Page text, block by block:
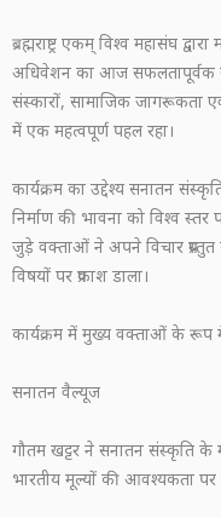
ब्रह्मराष्ट्र एकम् विश्व महासंघ
अधिवेशन का आज सफलतापूर्वक
संस्कारों, सामाजिक जागरूकता
में एक महत्वपूर्ण पहल रहा।
कार्यक्रम का उद्देश्य सनातन
निर्माण की भावना को विश्व स्तर
जुड़े वक्ताओं ने अपने विचार
विषयों पर प्रकाश डाला।
कार्यक्रम में मुख्य वक्ताओं के रूप
सनातन वैल्यूज
गौतम खट्टर ने सनातन संस्कृति के
भारतीय मूल्यों की आवश्यकता पर